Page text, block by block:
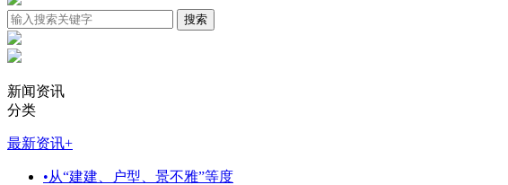
新闻资讯
分类
最新资讯+
•从“建建、户型、景不雅”等度